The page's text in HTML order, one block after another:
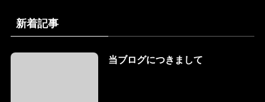
新着記事
当ブログにつきまして